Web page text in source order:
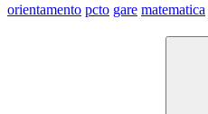
orientamento pcto gare matematica